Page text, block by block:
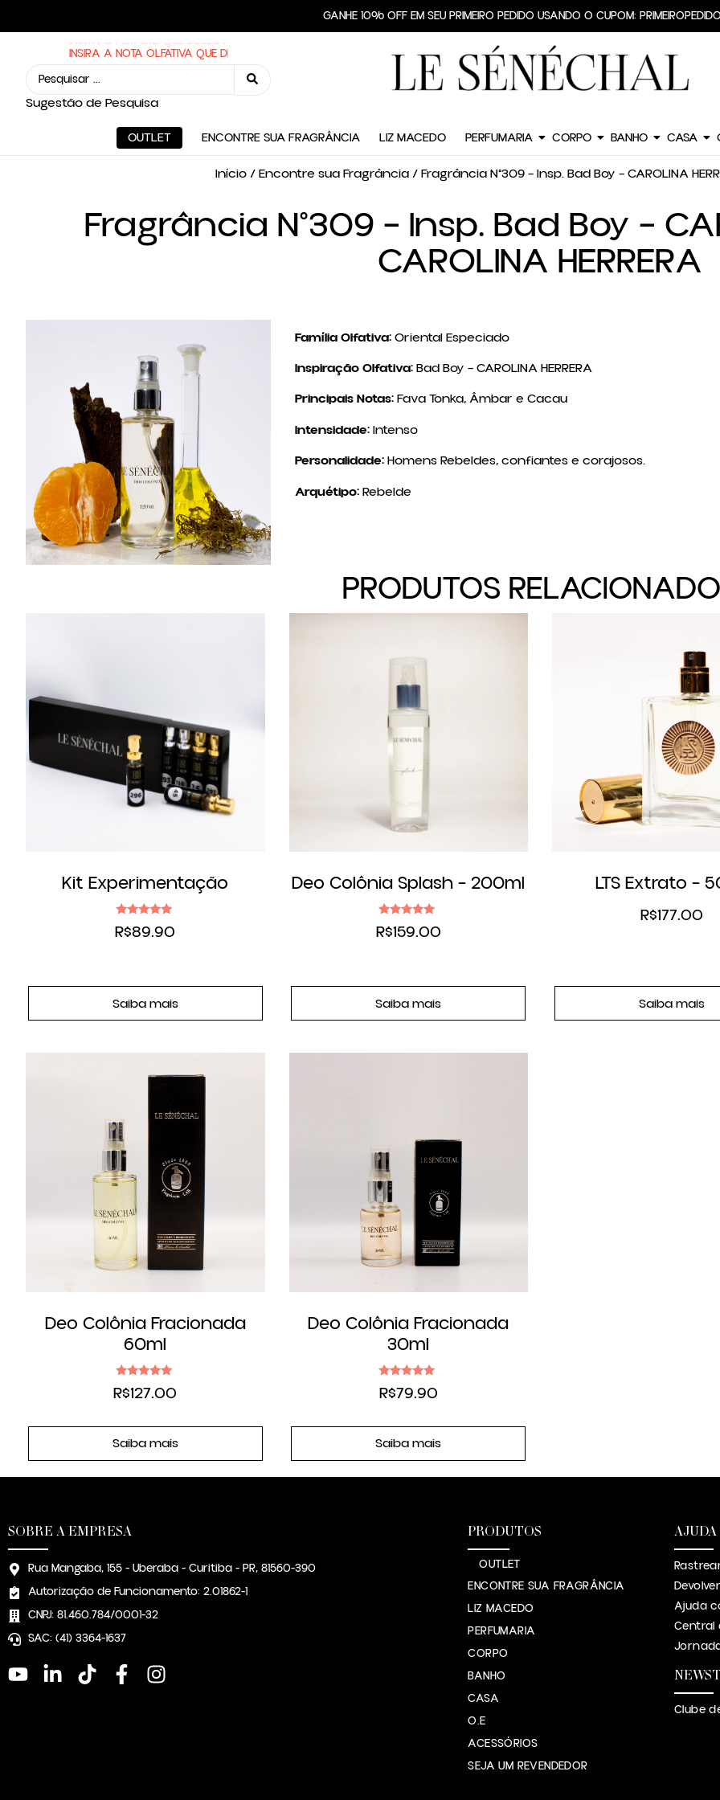
GANHE 10% OFF EM SEU PRIMEIRO PEDIDO USANDO O CUPOM:
FRETE GRÁTIS PARA TODO O BRASIL EM PEDIDOS A PARTIR DE R$299,90
INSIRA O PERFUME QUE DESEJA:
Sugestão de Pesquisa
OUTLET ENCONTRE SUA FRAGRÂNCIA LIZ MACEDO PERFUMARIA CORPO BANHO CASA
Início/Encontre sua Fragrância/ Fragrância N°309 – Insp. Bad Boy – CAROLINA
Fragrância N°309 – Insp. Bad Boy –
CAROLINA HERRERA
Família Olfativa:Oriental Especiado
Inspiração Olfativa:Bad Boy – CAROLINA HERRERA
Principais Notas:Fava Tonka, Âmbar e Cacau
Intensidade:Intenso
Personalidade:Homens Rebeldes, confiantes e corajosos.
Arquétipo:Rebelde
PRODUTOS
Kit Experimentação
Avaliação
5.00
R$89.90
Saiba mais
Deo Colônia Splash – 200ml
Avaliação
5.00
R$159.00
Saiba mais
LTS Extrato –
R$177.00
Saiba mais
Deo Colônia Fracionada
60ml
Avaliação
4.83
R$127.00
Saiba mais
Deo Colônia Fracionada
30ml
Avaliação
5.00
R$79.90
Saiba mais
SOBRE A EMPRESA
Rua Mangaba, 155 - Uberaba - Curitiba - PR, 81560-390
Autorização de Funcionamento: 2.01862-1
CNPJ: 81.460.784/0001-32
SAC: (41) 3364-1637
PRODUTOS
OUTLET
ENCONTRE SUA FRAGRÂNCIA
LIZ MACEDO
PERFUMARIA
CORPO
BANHO
CASA
O.E
ACESSÓRIOS
SEJA UM REVENDEDOR
Ajuda
Central
Clube